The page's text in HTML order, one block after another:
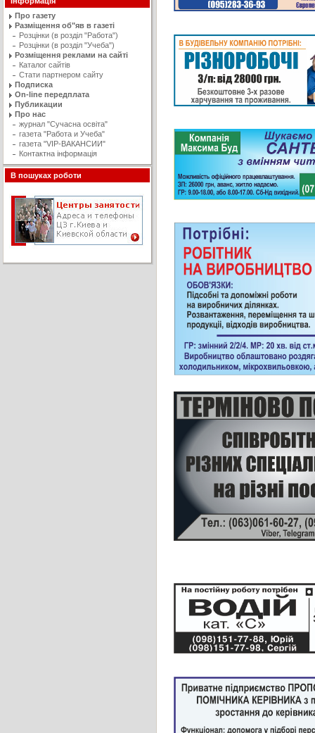
Про газету
Разміщення об"яв в газеті
Розцінки (в розділ "Работа")
Розцінки (в розділ "Учеба")
Розміщення реклами на сайті
Каталог сайтів
Стати партнером сайту
Подписка
On-line передплата
Публикации
Про нас
журнал "Сучасна освiта"
газета "Работа и Учеба"
газета "VIP-ВАКАНСИИ"
Контактна інформація
В пошуках роботи